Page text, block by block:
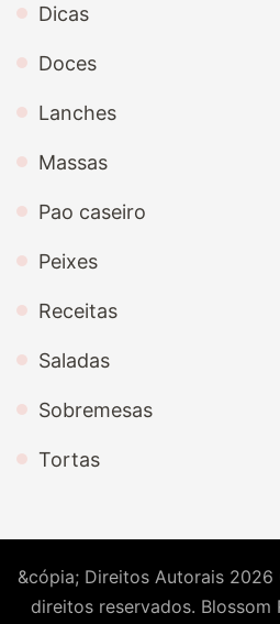
Dicas
Doces
Lanches
Massas
Pao caseiro
Peixes
Receitas
Saladas
Sobremesas
Tortas
&cópia; Direitos Autorais 2026
direitos reservados. Blossom